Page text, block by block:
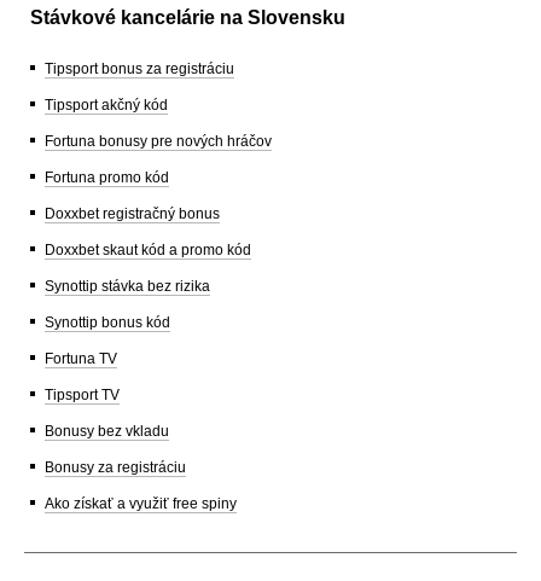
Stávkové kancelárie na Slovensku
Tipsport bonus za registráciu
Tipsport akčný kód
Fortuna bonusy pre nových hráčov
Fortuna promo kód
Doxxbet registračný bonus
Doxxbet skaut kód a promo kód
Synottip stávka bez rizika
Synottip bonus kód
Fortuna TV
Tipsport TV
Bonusy bez vkladu
Bonusy za registráciu
Ako získať a využiť free spiny